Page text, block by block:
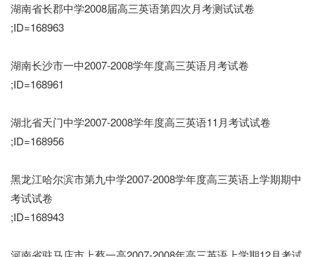
湖南省长郡中学2008届高三英语第四次月考测试试卷
;ID=168963
湖南长沙市一中2007-2008学年度高三英语月考试卷
;ID=168961
湖北省天门中学2007-2008学年度高三英语11月考试试卷
;ID=168956
黑龙江哈尔滨市第九中学2007-2008学年度高三英语上学期期中
考试试卷
;ID=168943